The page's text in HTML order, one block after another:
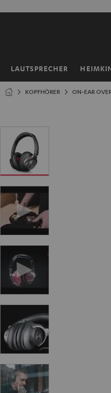
LAUTSPRECHER
Startseite
KOPFHÖRER ON-EAR